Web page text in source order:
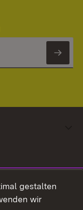
gestalten
wir